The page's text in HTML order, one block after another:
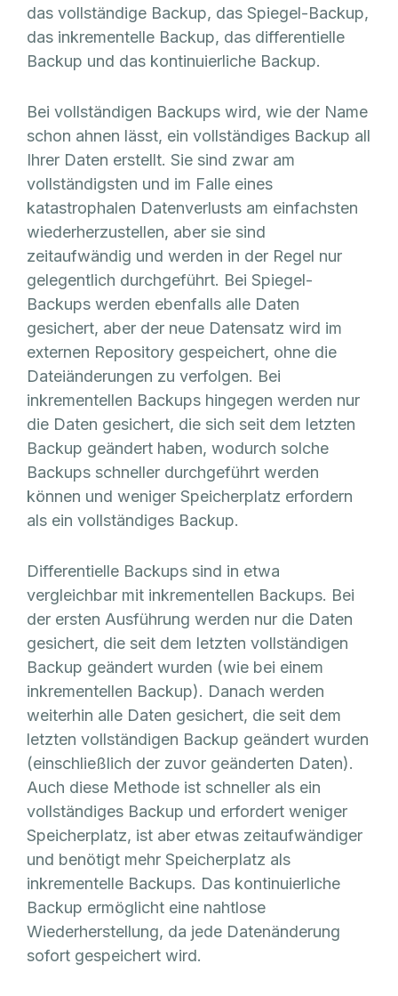
das vollständige Backup, das Spiegel-Backup,
das inkrementelle Backup, das differentielle
Backup und das kontinuierliche Backup.
Bei vollständigen Backups wird, wie der Name
schon ahnen lässt, ein vollständiges Backup all
Ihrer Daten erstellt. Sie sind zwar am
vollständigsten und im Falle eines
katastrophalen Datenverlusts am einfachsten
wiederherzustellen, aber sie sind
zeitaufwändig und werden in der Regel nur
gelegentlich durchgeführt. Bei Spiegel-
Backups werden ebenfalls alle Daten
gesichert, aber der neue Datensatz wird im
externen Repository gespeichert, ohne die
Dateiänderungen zu verfolgen. Bei
inkrementellen Backups hingegen werden nur
die Daten gesichert, die sich seit dem letzten
Backup geändert haben, wodurch solche
Backups schneller durchgeführt werden
können und weniger Speicherplatz erfordern
als ein vollständiges Backup.
Differentielle Backups sind in etwa
vergleichbar mit inkrementellen Backups. Bei
der ersten Ausführung werden nur die Daten
gesichert, die seit dem letzten vollständigen
Backup geändert wurden (wie bei einem
inkrementellen Backup). Danach werden
weiterhin alle Daten gesichert, die seit dem
letzten vollständigen Backup geändert wurden
(einschließlich der zuvor geänderten Daten).
Auch diese Methode ist schneller als ein
vollständiges Backup und erfordert weniger
Speicherplatz, ist aber etwas zeitaufwändiger
und benötigt mehr Speicherplatz als
inkrementelle Backups. Das kontinuierliche
Backup ermöglicht eine nahtlose
Wiederherstellung, da jede Datenänderung
sofort gespeichert wird.